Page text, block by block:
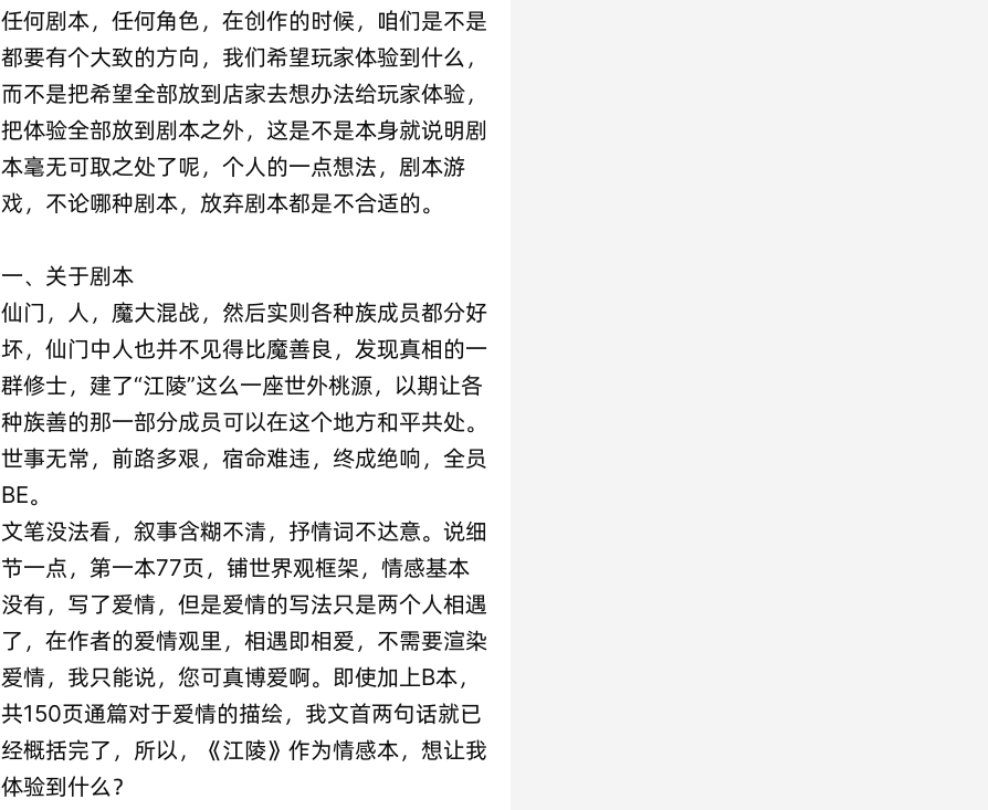
任何剧本，任何角色，在创作的时候，咱们是不是
都要有个大致的方向，我们希望玩家体验到什么，
而不是把希望全部放到店家去想办法给玩家体验，
把体验全部放到剧本之外，这是不是本身就说明剧
本毫无可取之处了呢，个人的一点想法，剧本游
戏，不论哪种剧本，放弃剧本都是不合适的。
一、关于剧本
仙门，人，魔大混战，然后实则各种族成员都分好
坏，仙门中人也并不见得比魔善良，发现真相的一
群修士，建了“江陵”这么一座世外桃源，以期让各
种族善的那一部分成员可以在这个地方和平共处。
世事无常，前路多艰，宿命难违，终成绝响，全员
BE。
文笔没法看，叙事含糊不清，抒情词不达意。说细
节一点，第一本77页，铺世界观框架，情感基本
没有，写了爱情，但是爱情的写法只是两个人相遇
了，在作者的爱情观里，相遇即相爱，不需要渲染
爱情，我只能说，您可真博爱啊。即使加上B本，
共150页通篇对于爱情的描绘，我文首两句话就已
经概括完了，所以，《江陵》作为情感本，想让我
体验到什么？